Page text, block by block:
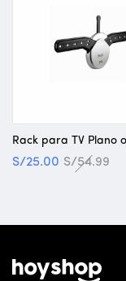
S/54.99
S/25.00